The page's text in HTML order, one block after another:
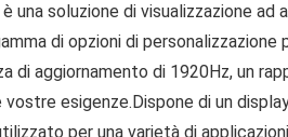
una soluzione di visualizzazione
di opzioni di
di aggiornamento di 1920Hz, un
esigenze.Dispone di un
per una varietà di